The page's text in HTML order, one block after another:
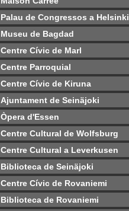
Palau de Congressos a Helsinki
Museu de Bagdad
Centre Cívic de Marl
Centre Parroquial
Centre Cívic de Kiruna
Ajuntament de Seinäjoki
Òpera d'Essen
Centre Cultural de Wolfsburg
Centre Cultural a Leverkusen
Biblioteca de Seinäjoki
Centre Cívic de Rovaniemi
Biblioteca de Rovaniemi